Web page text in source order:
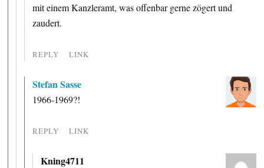
mit einem Kanzleramt, was offenbar gerne zögert und
zaudert.
REPLY LINK
Stefan Sasse
1966-1969?!
REPLY LINK
Kning4711